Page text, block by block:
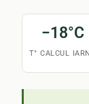
−18°C
T° CALCUL